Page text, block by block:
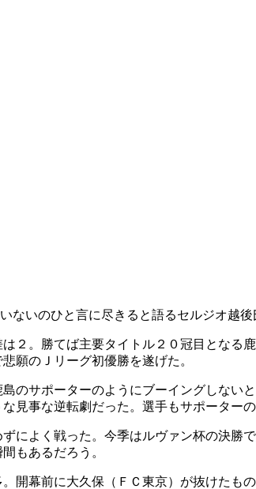
ないのひと言に尽きると語るセルジオ越後
２。勝てば主要タイトル２０冠目となる
願のＪリーグ初優勝を遂げた。
のサポーターのようにブーイングしない
見事な逆転劇だった。選手もサポーター
によく戦った。今季はルヴァン杯の決勝
もあるだろう。
開幕前に大久保（ＦＣ東京）が抜けたも